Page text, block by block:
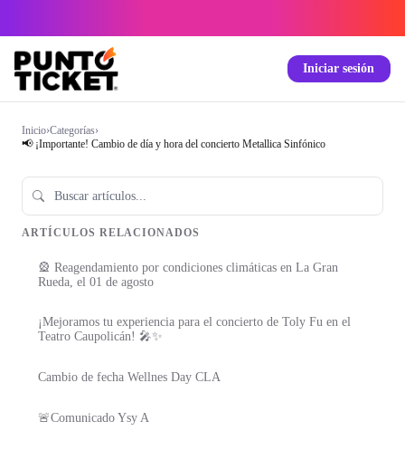
Iniciar sesión
Inicio›Categorías›
📢 ¡Importante! Cambio de día y hora del concierto Metallica Sinfónico
ARTÍCULOS RELACIONADOS
🎡 Reagendamiento por condiciones climáticas en La Gran
Rueda, el 01 de agosto
¡Mejoramos tu experiencia para el concierto de Toly Fu en el
Teatro Caupolicán! 🎤✨
Cambio de fecha Wellnes Day CLA
🚨Comunicado Ysy A